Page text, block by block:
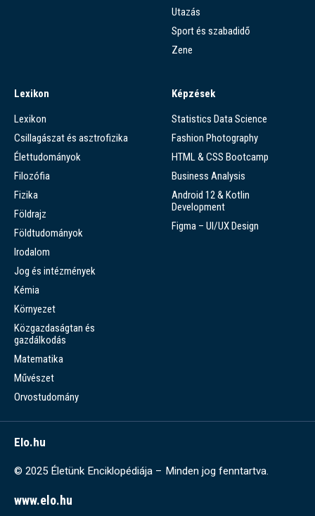
Utazás
Sport és szabadidő
Zene
Lexikon
Lexikon
Csillagászat és asztrofizika
Élettudományok
Filozófia
Fizika
Földrajz
Földtudományok
Irodalom
Jog és intézmények
Kémia
Környezet
Közgazdaságtan és
gazdálkodás
Matematika
Művészet
Orvostudomány
Képzések
Statistics Data Science
Fashion Photography
HTML & CSS Bootcamp
Business Analysis
Android 12 & Kotlin
Development
Figma – UI/UX Design
Elo.hu
© 2025 Életünk Enciklopédiája – Minden jog fenntartva.
www.elo.hu